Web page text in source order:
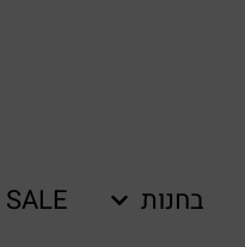
בחנות SALE